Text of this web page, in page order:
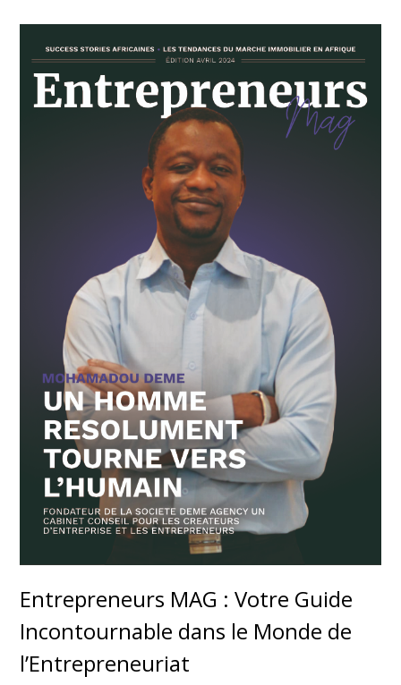
Entrepreneurs MAG : Votre Guide
Incontournable dans le Monde de
l’Entrepreneuriat